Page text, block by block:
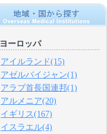
ヨーロッパ
アイルランド(15)
アゼルバイジャン(1)
アラブ首長国連邦(1)
アルメニア(20)
イギリス(167)
イスラエル(4)